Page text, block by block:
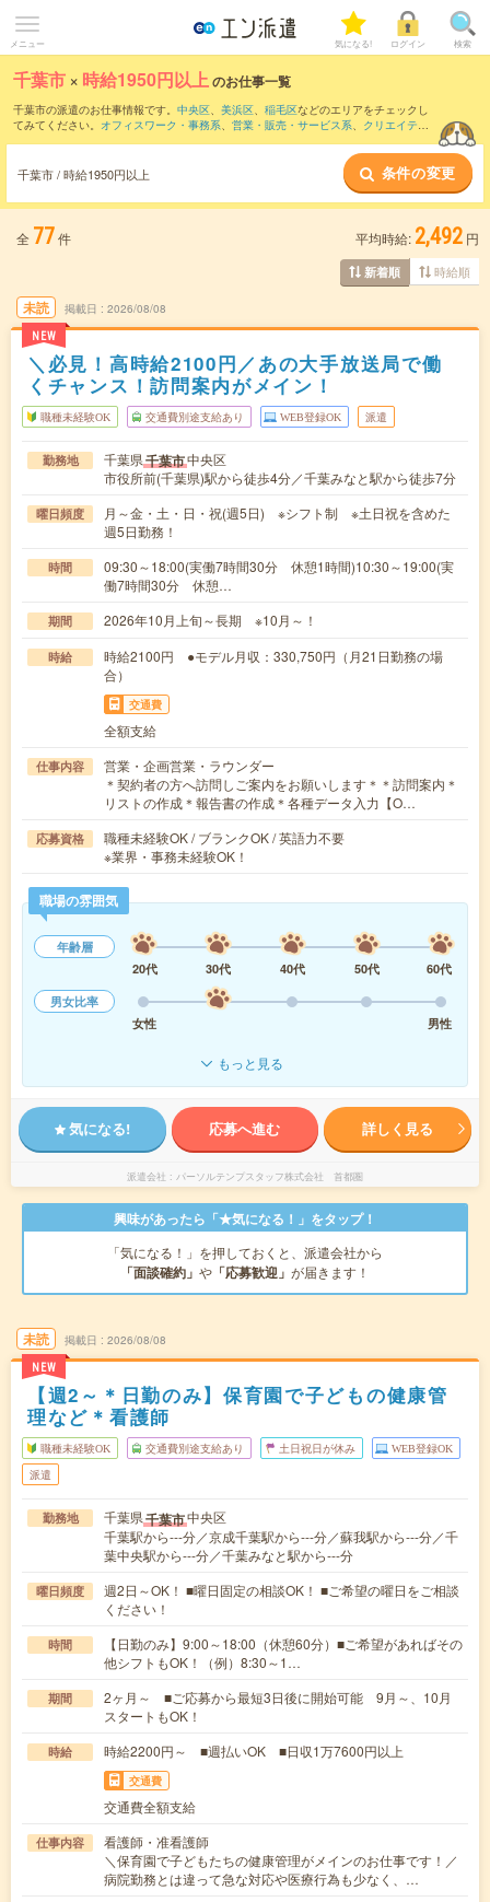
メニュー 気になる! ログイン 検索
千葉市 × 時給1950円以上のお仕事一覧
千葉市の派遣のお仕事情報です。 中央区、 美浜区、 稲毛区などのエリアをチェックし
てみてください。 オフィスワーク・事務系、 営業・販売・サービス系、 クリエイティ
千葉市 / 時給1950円以上 条件の変更
全 77件 平均時給: 2,492 円
新着順 時給順
未読
NEW
掲載日 2026/08/08
＼必見！高時給2100円／あの大手放送局で働
くチャンス！訪問案内がメイン！
職種未経験OK 交通費別途支給あり WEB登録OK 派遣
勤務地 千葉県千葉市中央区
市役所前(千葉県)駅から徒歩4分／千葉みなと駅から徒歩7分
曜日頻度
月～金・土・日・祝(週5日) ※シフト制 ※土日祝を含めた
週5日勤務！
時間
09:30～18:00(実働7時間30分 休憩1時間)10:30～19:00(実
働7時間30分 休憩…
期間 2026年10月上旬～長期 ※10月～！
時給
時給2100円 ●モデル月収：330,750円（月21日勤務の場
合）
交通費
全額支給
仕事内容
営業・企画営業・ラウンダー
＊契約者の方へ訪問しご案内をお願いします＊＊訪問案内＊
リストの作成＊報告書の作成＊各種データ入力【O…
応募資格
職種未経験OK / ブランクOK / 英語力不要
※業界・事務未経験OK！
職場の雰囲気
年齢層
20代
30代 40代 50代
60代
男女比率
女性
男性
もっと見る
気になる! 応募へ進む 詳しく見る
派遣会社 パーソルテンプスタッフ株式会社 首都圏
興味があったら「★気になる！」をタップ！
「気になる！」を押しておくと、派遣会社から
「面談確約」 や 「応募歓迎」 が届きます！
未読
NEW
掲載日 2026/08/08
【週2～＊日勤のみ】保育園で子どもの健康管
理など＊看護師
職種未経験OK 交通費別途支給あり 土日祝日が休み WEB登録OK
派遣
勤務地 千葉県千葉市中央区
千葉駅から---分／京成千葉駅から---分／蘇我駅から---分／千
葉中央駅から---分／千葉みなと駅から---分
曜日頻度
週2日～OK！ ■曜日固定の相談OK！ ■ご希望の曜日をご相談
ください！
時間
【日勤のみ】9:00～18:00（休憩60分）■ご希望があればその
他シフトもOK！（例）8:30～1…
期間
2ヶ月～ ■ご応募から最短3日後に開始可能 9月～、10月
スタートもOK！
時給 時給2200円～ ■週払いOK ■日収1万7600円以上
交通費
交通費全額支給
仕事内容
看護師・准看護師
＼保育園で子どもたちの健康管理がメインのお仕事です！／
病院勤務とは違って急な対応や医療行為も少なく、…